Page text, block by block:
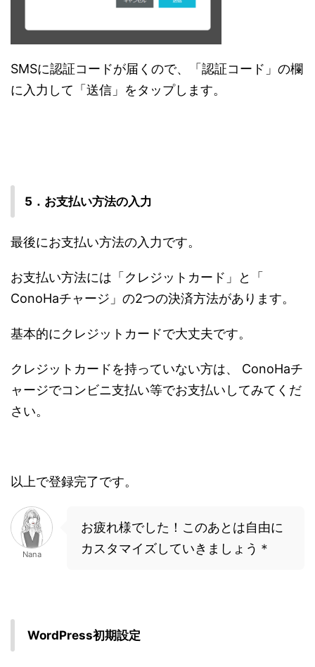
SMSに認証コードが届くので、「認証コード」の欄
に入力して「送信」をタップします。
5．お支払い方法の入力
最後にお支払い方法の入力です。
お支払い方法には「クレジットカード」と「
ConoHaチャージ」の2つの決済方法があります。
基本的にクレジットカードで大丈夫です。
クレジットカードを持っていない方は、 ConoHaチ
ャージでコンビニ支払い等でお支払いしてみてくだ
さい。
以上で登録完了です。
Nana
お疲れ様でした！このあとは自由に
カスタマイズしていきましょう＊
WordPress初期設定